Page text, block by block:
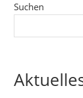
Suchen